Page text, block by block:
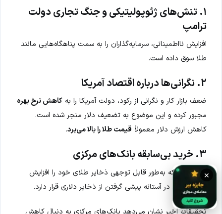
۱. تنش‌های ژئوپولیتیکی و جنگ تجاری دولت
ترامپ
افزایش نااطمینانی‌، سرمایه‌گذاران را به سمت پناهگاه‌هایی مانند
طلا سوق داده است.
۲. نگرانی‌ها درباره اقتصاد آمریکا
ضعف بازار کار و نگرانی از رکود، دولت آمریکا را به کاهش نرخ بهره
مجبور کرده و این موضوع به تضعیف دلار منجر شده است.
کاهش ارزش دلار معمولاً قیمت طلا را بالا می‌برد.
۳. خرید بی‌سابقه بانک‌های مرکزی
بویژهچینکه به‌طور قابل توجهی ذخایر طلای خود را افزایش
داده و حتی در آستانه پیشی گرفتن از ذخایر دلاری قرار دارد.
تحقیقات اخیر نشان می‌دهد بانک‌های مرکزی به دنبال کاهش
×